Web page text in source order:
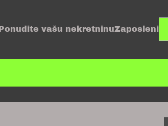
Ponudite vašu nekretninuZaposleni